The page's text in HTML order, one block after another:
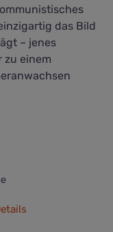
das Bild
– jenes
zu einem